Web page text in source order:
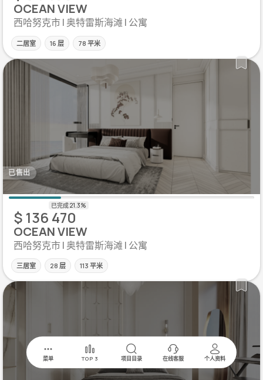
菜单 TOP 3 项目目录 在线客服 个人资料
OCEAN VIEW
西哈努克市 | 奥特雷斯海滩 | 公寓
二居室 16 层 78 平米
已售出
$ 136 470
OCEAN VIEW
西哈努克市 | 奥特雷斯海滩 | 公寓
三居室 28 层 113 平米